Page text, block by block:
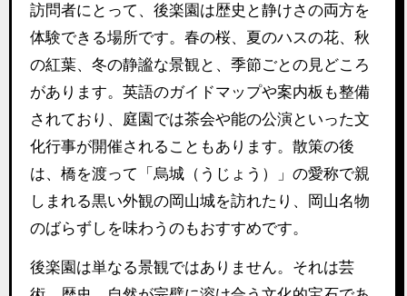
訪問者にとって、後楽園は歴史と静けさの両方を
体験できる場所です。春の桜、夏のハスの花、秋
の紅葉、冬の静謐な景観と、季節ごとの見どころ
があります。英語のガイドマップや案内板も整備
されており、庭園では茶会や能の公演といった文
化行事が開催されることもあります。散策の後
は、橋を渡って「烏城（うじょう）」の愛称で親
しまれる黒い外観の岡山城を訪れたり、岡山名物
のばらずしを味わうのもおすすめです。
後楽園は単なる景観ではありません。それは芸